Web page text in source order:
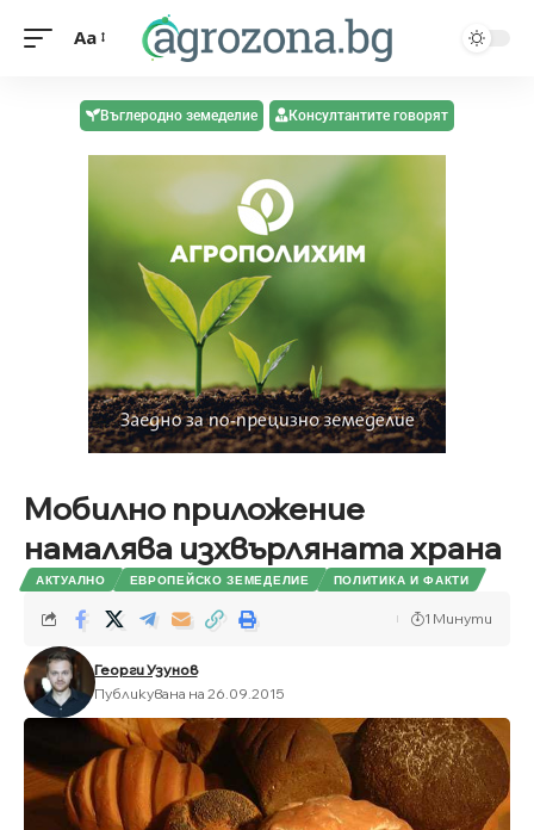
Aa
Въглеродно земеделие Консултантите говорят
Мобилно приложение
намалява изхвърляната храна
АКТУАЛНО ЕВРОПЕЙСКО ЗЕМЕДЕЛИЕ ПОЛИТИКА И ФАКТИ
Георги Узунов
Публикувана на 26.09.2015
1 Минути